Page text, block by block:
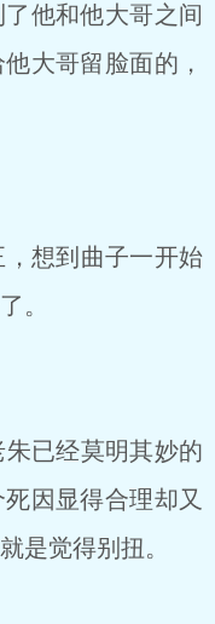
他和他大哥之间
大哥留脸面的，
想到曲子一开始
。
已经莫明其妙的
因显得合理却又
是觉得别扭。